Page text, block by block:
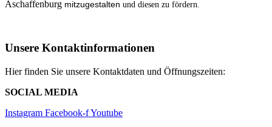
Aschaffenburg mitzugestalten und diesen zu fördern.
Unsere Kontaktinformationen
Hier finden Sie unsere Kontaktdaten und Öffnungszeiten:
SOCIAL MEDIA
Instagram Facebook-fYoutube